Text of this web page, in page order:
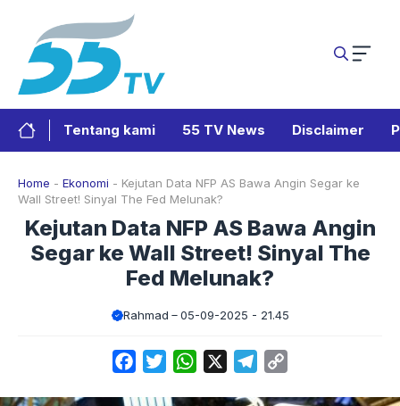
Tentang kami 55 TV News Disclaimer
Home - Ekonomi - Kejutan Data NFP AS Bawa Angin Segar ke
Wall Street! Sinyal The Fed Melunak?
Kejutan Data NFP AS Bawa Angin
Segar ke Wall Street! Sinyal The
Fed Melunak?
Rahmad 05-09-2025 - 21.45
FacebookTwitterWhatsApp Telegram